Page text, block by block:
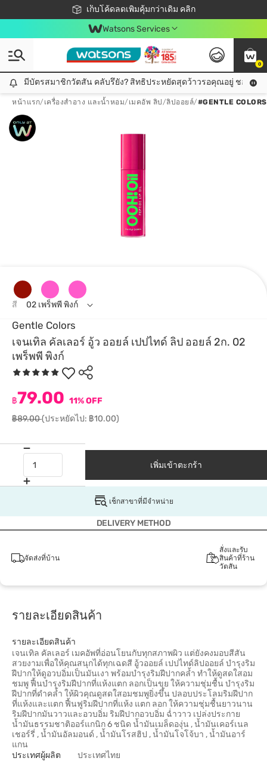
เก็บโค้ดลดเพิ่มคุ้มกว่าเดิม คลิก
ชอปออนไลน์ครั้งแรก ลดเพิ่มจุก ๆ 10%! 🎉
📦ส่งฟรี! เมื่อชอป 499฿
สมาชิกวัตสัน คลับดียังไง?
Watsons Services
0
มีบัตรสมาชิกวัตสัน คลับรึยัง? สิทธิประหยัดสุดว้าวรอคุณอยู่ ชอปคุ้มกว่าเดิม คลิก!
มีบัตรสมาชิกวัตสัน คลับรึยัง? สิทธิประหยัดสุดว้าวรอคุณอยู่ ชอปคุ้มก
หน้าแรก/ เครื่องสำอาง และน้ำหอม/ เมคอัพ ลิป /ลิปออยล์/#GENTLE
Gentle Colors
เจนเทิล คัลเลอร์ อู้ว ออยล์ เปปไทด์ ลิป ออยล์ 2ก. 02
เพร็พพี พิงก์
฿79.00 11% OFF
฿89.00(ประหยัดไป: ฿10.00)
สี 02 เพร็พพี พิงก์
เพิ่มเข้าตะกร้า
เช็กสาขาที่มีจำหน่าย
DELIVERY METHOD
จัดส่งที่บ้าน
สั่งและรับ
สินค้าที่ร้าน
วัตสัน
รายละเอียดสินค้า
รายละเอียดสินค้า
เจนเทิล คัลเลอร์ เมคอัพที่อ่อนโยนกับทุกสภาพผิว แต่ยังคงมอบสีสัน
สวยงามเพื่อให้คุณสนุกได้ทุกเฉดสี อู้วออยล์ เปปไทด์ลิปออยล์ บำรุงริม
ฝีปากให้ดูอวบอิ่มเป็นมันเงา พร้อมบำรุงริมฝีปากคล้ำ ทำให้ดูสดใสอม
ชมพู ฟื้นบำรุงริมฝีปากที่แห้งแตก ลอกเป็นขุย ให้ความชุ่มชื้น บำรุงริม
ฝีปากที่ดำคล้ำ ให้ผิวคุณดูสดใสอมชมพูยิ่งขึ้น ปลอบประโลมริมฝีปาก
ที่แห้งและแตก ฟื้นฟูริมฝีปากที่แห้ง แตก ลอก ให้ความชุ่มชื้นยาวนาน
ริมฝีปากมันวาวและอวบอิ่ม ริมฝีปากอวบอิ่ม ฉ่ำวาว เปล่งประกาย
น้ำมันธรรมชาติออร์แกนิก 6 ชนิด น้ำมันเมล็ดองุ่น , น้ำมันเคอร์เนล
เชอร์รี่ , น้ำมันอัลมอนด์ , น้ำมันโรสฮิป , น้ำมันโจโจ้บา , น้ำมันอาร์
แกน
ประเทศผู้ผลิต
ประเทศไทย